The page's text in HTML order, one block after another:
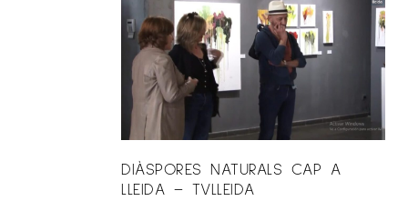
DIÀSPORES NATURALS CAP A
LLEIDA – TVLLEIDA